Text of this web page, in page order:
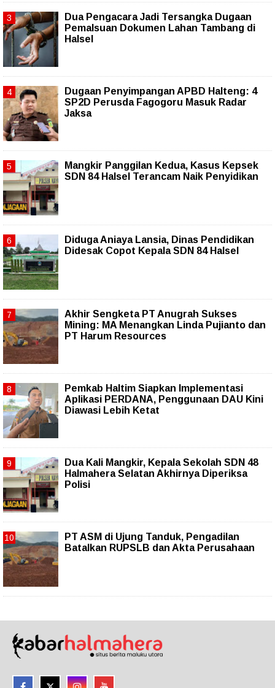
Dua Pengacara Jadi Tersangka Dugaan
Pemalsuan Dokumen Lahan Tambang di
Halsel
Dugaan Penyimpangan APBD Halteng: 4
SP2D Perusda Fagogoru Masuk Radar
Jaksa
Mangkir Panggilan Kedua, Kasus Kepsek
SDN 84 Halsel Terancam Naik Penyidikan
Diduga Aniaya Lansia, Dinas Pendidikan
Didesak Copot Kepala SDN 84 Halsel
Akhir Sengketa PT Anugrah Sukses
Mining: MA Menangkan Linda Pujianto dan
PT Harum Resources
Pemkab Haltim Siapkan Implementasi
Aplikasi PERDANA, Penggunaan DAU Kini
Diawasi Lebih Ketat
Dua Kali Mangkir, Kepala Sekolah SDN 48
Halmahera Selatan Akhirnya Diperiksa
Polisi
PT ASM di Ujung Tanduk, Pengadilan
Batalkan RUPSLB dan Akta Perusahaan